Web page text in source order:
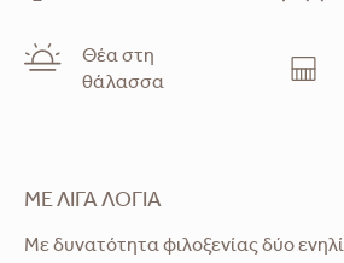
Θέα στη
θάλασσα
ΜΕ ΛΊΓΑ ΛΌΓΙΑ
Με δυνατότητα φιλοξενίας δύο